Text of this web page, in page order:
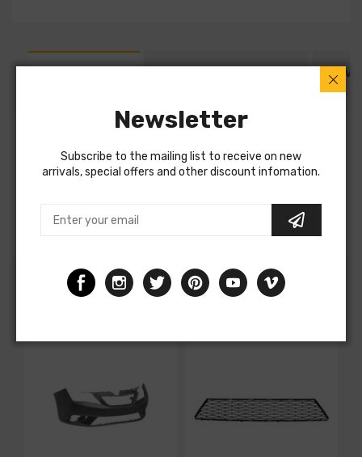
CITROEN C4 de 2008 à 2010, Neuf
OEM 6350T6
Customers albo bought
Newsletter
Subscribe to the mailing list to receive on new
arrivals, special offers and other discount infomation.